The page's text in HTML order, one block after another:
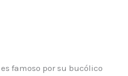
famoso por su bucólico